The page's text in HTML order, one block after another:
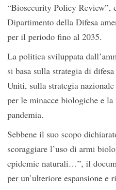
“Biosecurity Policy Review”,
Dipartimento della Difesa
per il periodo fino al 2035.
La politica sviluppata
si basa sulla strategia di
Uniti, sulla strategia
per le minacce biologiche e la
pandemia.
Sebbene il suo scopo
scoraggiare l’uso di armi
epidemie naturali…”, il
per un’ulteriore espansione